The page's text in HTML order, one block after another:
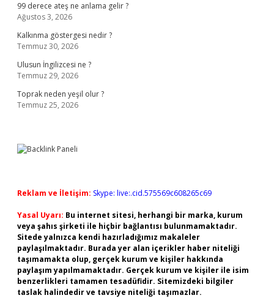
99 derece ateş ne anlama gelir ?
Ağustos 3, 2026
Kalkınma göstergesi nedir ?
Temmuz 30, 2026
Ulusun İngilizcesi ne ?
Temmuz 29, 2026
Toprak neden yeşil olur ?
Temmuz 25, 2026
Reklam ve İletişim: Skype: live:.cid.575569c608265c69
Yasal Uyarı: Bu internet sitesi, herhangi bir marka, kurum
veya şahıs şirketi ile hiçbir bağlantısı bulunmamaktadır.
Sitede yalnızca kendi hazırladığımız makaleler
paylaşılmaktadır. Burada yer alan içerikler haber niteliği
taşımamakta olup, gerçek kurum ve kişiler hakkında
paylaşım yapılmamaktadır. Gerçek kurum ve kişiler ile isim
benzerlikleri tamamen tesadüfidir. Sitemizdeki bilgiler
taslak halindedir ve tavsiye niteliği taşımazlar.